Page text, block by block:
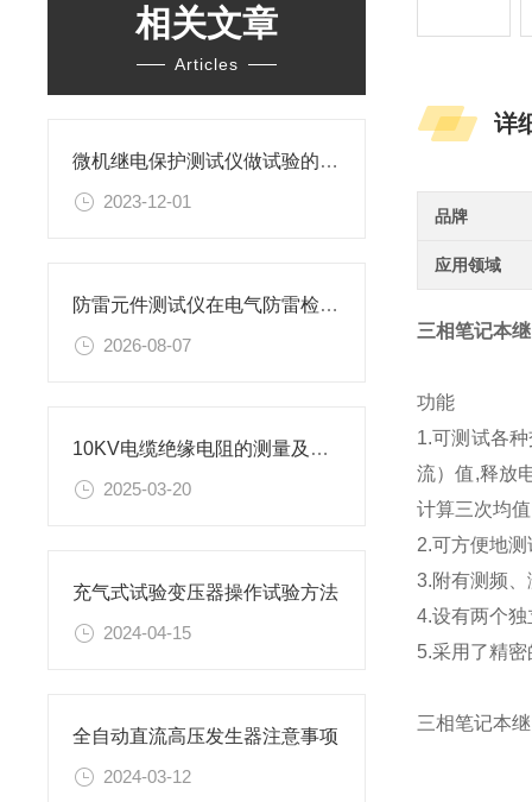
相关文章
Articles
微机继电保护测试仪做试验的各种用途
2023-12-01
防雷元件测试仪在电气防雷检测工作中的应用与实操要点
2026-08-07
10KV电缆绝缘电阻的测量及测量方法
2025-03-20
充气式试验变压器操作试验方法
2024-04-15
全自动直流高压发生器注意事项
2024-03-12
详
品牌
应用领域
三相笔记本
功能
1.可测试各
流）值,释放
计算三次均
2.可方便地
3.附有测频
4.设有两个
5.采用了精
三相笔记本